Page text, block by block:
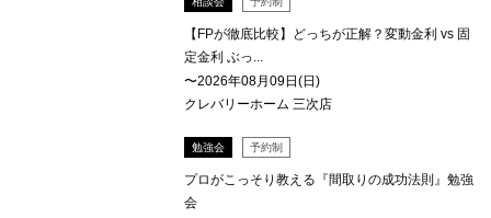
【FPが徹底比較】どっちが正解？変動金利 vs 固
定金利 ぶっ...
〜2026年08月09日(日)
クレバリーホーム 三次店
勉強会 予約制
プロがこっそり教える『間取りの成功法則』勉強
会